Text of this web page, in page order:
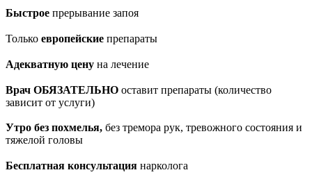
Быстрое прерывание запоя
Только европейские препараты
Адекватную цену на лечение
Врач ОБЯЗАТЕЛЬНО оставит препараты (количество
зависит от услуги)
Утро без похмелья, без тремора рук, тревожного состояния и
тяжелой головы
Бесплатная консультация нарколога